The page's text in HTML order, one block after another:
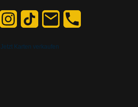
Jetzt Karten verkaufen